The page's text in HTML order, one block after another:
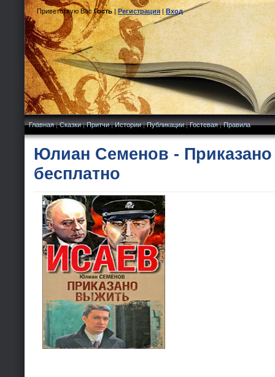
Приветствую Вас Гость|Регистрация|Вход
Главная|Сказки|Притчи|Истории|Публикации|Гостевая|Правила
Юлиан Семенов -
бесплатно